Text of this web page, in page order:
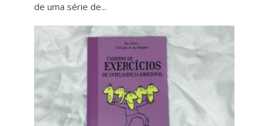
de uma série de...